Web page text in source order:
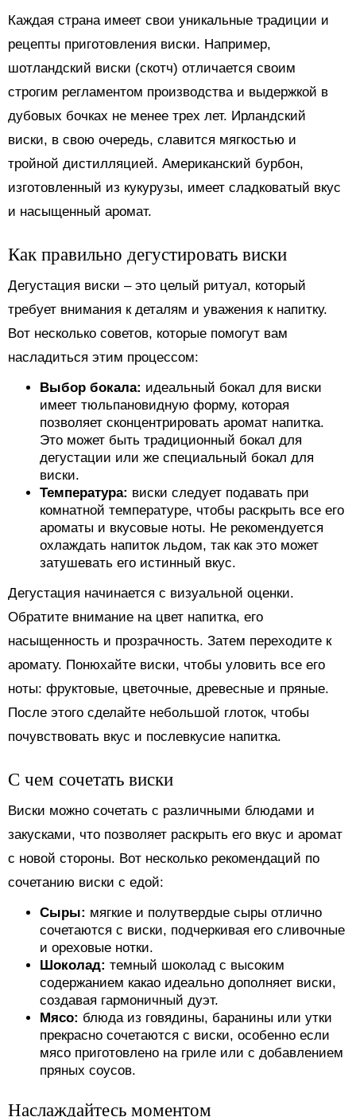
Каждая страна имеет свои уникальные традиции и
рецепты приготовления виски. Например,
шотландский виски (скотч) отличается своим
строгим регламентом производства и выдержкой в
дубовых бочках не менее трех лет. Ирландский
виски, в свою очередь, славится мягкостью и
тройной дистилляцией. Американский бурбон,
изготовленный из кукурузы, имеет сладковатый вкус
и насыщенный аромат.
Как правильно дегустировать виски
Дегустация виски – это целый ритуал, который
требует внимания к деталям и уважения к напитку.
Вот несколько советов, которые помогут вам
насладиться этим процессом:
Выбор бокала: идеальный бокал для виски
имеет тюльпановидную форму, которая
позволяет сконцентрировать аромат напитка.
Это может быть традиционный бокал для
дегустации или же специальный бокал для
виски.
Температура: виски следует подавать при
комнатной температуре, чтобы раскрыть все его
ароматы и вкусовые ноты. Не рекомендуется
охлаждать напиток льдом, так как это может
затушевать его истинный вкус.
Дегустация начинается с визуальной оценки.
Обратите внимание на цвет напитка, его
насыщенность и прозрачность. Затем переходите к
аромату. Понюхайте виски, чтобы уловить все его
ноты: фруктовые, цветочные, древесные и пряные.
После этого сделайте небольшой глоток, чтобы
почувствовать вкус и послевкусие напитка.
С чем сочетать виски
Виски можно сочетать с различными блюдами и
закусками, что позволяет раскрыть его вкус и аромат
с новой стороны. Вот несколько рекомендаций по
сочетанию виски с едой:
Сыры: мягкие и полутвердые сыры отлично
сочетаются с виски, подчеркивая его сливочные
и ореховые нотки.
Шоколад: темный шоколад с высоким
содержанием какао идеально дополняет виски,
создавая гармоничный дуэт.
Мясо: блюда из говядины, баранины или утки
прекрасно сочетаются с виски, особенно если
мясо приготовлено на гриле или с добавлением
пряных соусов.
Наслаждайтесь моментом